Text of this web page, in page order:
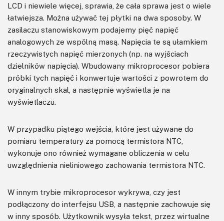
LCD i niewiele więcej, sprawia, że cała sprawa jest o wiele
łatwiejsza. Można używać tej płytki na dwa sposoby. W
zasilaczu stanowiskowym podajemy pięć napięć
analogowych ze wspólną masą. Napięcia te są ułamkiem
rzeczywistych napięć mierzonych (np. na wyjściach
dzielników napięcia). Wbudowany mikroprocesor pobiera
próbki tych napięć i konwertuje wartości z powrotem do
oryginalnych skal, a następnie wyświetla je na
wyświetlaczu.
W przypadku piątego wejścia, które jest używane do
pomiaru temperatury za pomocą termistora NTC,
wykonuje ono również wymagane obliczenia w celu
uwzględnienia nieliniowego zachowania termistora NTC.
W innym trybie mikroprocesor wykrywa, czy jest
podłączony do interfejsu USB, a następnie zachowuje się
w inny sposób. Użytkownik wysyła tekst, przez wirtualne